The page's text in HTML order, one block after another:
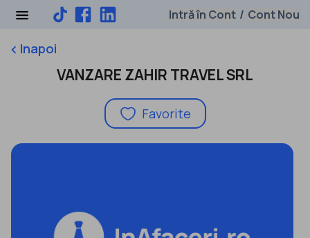
Intră în Cont / Cont Nou
keyboard_arrow_leftInapoi
VANZARE ZAHIR TRAVEL SRL
Favorite